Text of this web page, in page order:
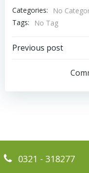
Categories:
No
Tags:
No Tag
Bericht
Previous post
0321 - 318277